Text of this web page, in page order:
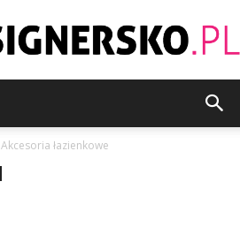
Akcesoria łazienkowe